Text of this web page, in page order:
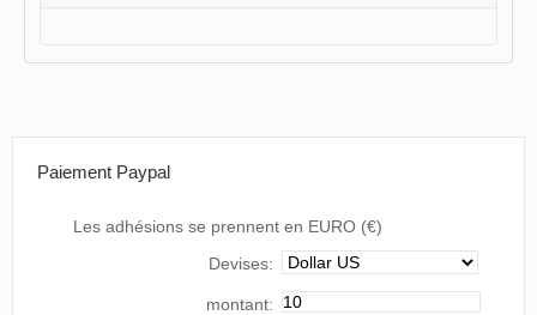
Paiement Paypal
Les adhésions se prennent en EURO (€)
Devises:
montant: